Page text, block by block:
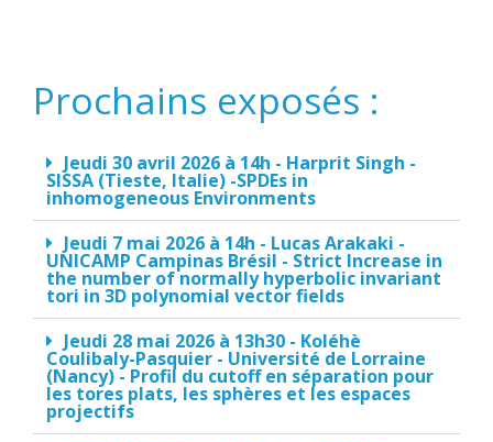
Prochains exposés :
Jeudi 30 avril 2026 à 14h - Harprit Singh -
SISSA (Tieste, Italie) -SPDEs in
inhomogeneous Environments
Jeudi 7 mai 2026 à 14h - Lucas Arakaki -
UNICAMP Campinas Brésil - Strict Increase in
the number of normally hyperbolic invariant
tori in 3D polynomial vector fields
Jeudi 28 mai 2026 à 13h30 - Koléhè
Coulibaly-Pasquier - Université de Lorraine
(Nancy) - Profil du cutoff en séparation pour
les tores plats, les sphères et les espaces
projectifs